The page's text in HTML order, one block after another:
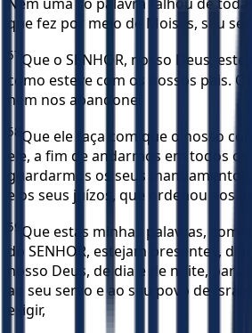
que fez por meio de Moisés, seu
57 Que o SENHOR, nosso Deus,
como esteve com os nossos pais.
nem nos abandone!
58 Que ele faça com que o nosso
ele, a fim de andarmos em todos
guardarmos os seus
e os seus juízos, que ordenou aos
59 Que estas minhas palavras, com
do SENHOR, estejam presentes,
nosso Deus, de dia e de noite, para
ao seu servo e ao seu povo de
exigir,